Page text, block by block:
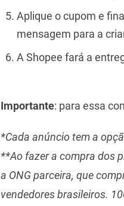
Aplique o cupom e
mensagem para a
A Shopee fará a
Importante: para essa
*Cada anúncio tem a
**Ao fazer a compra dos
a ONG parceira, que
vendedores brasileiros.